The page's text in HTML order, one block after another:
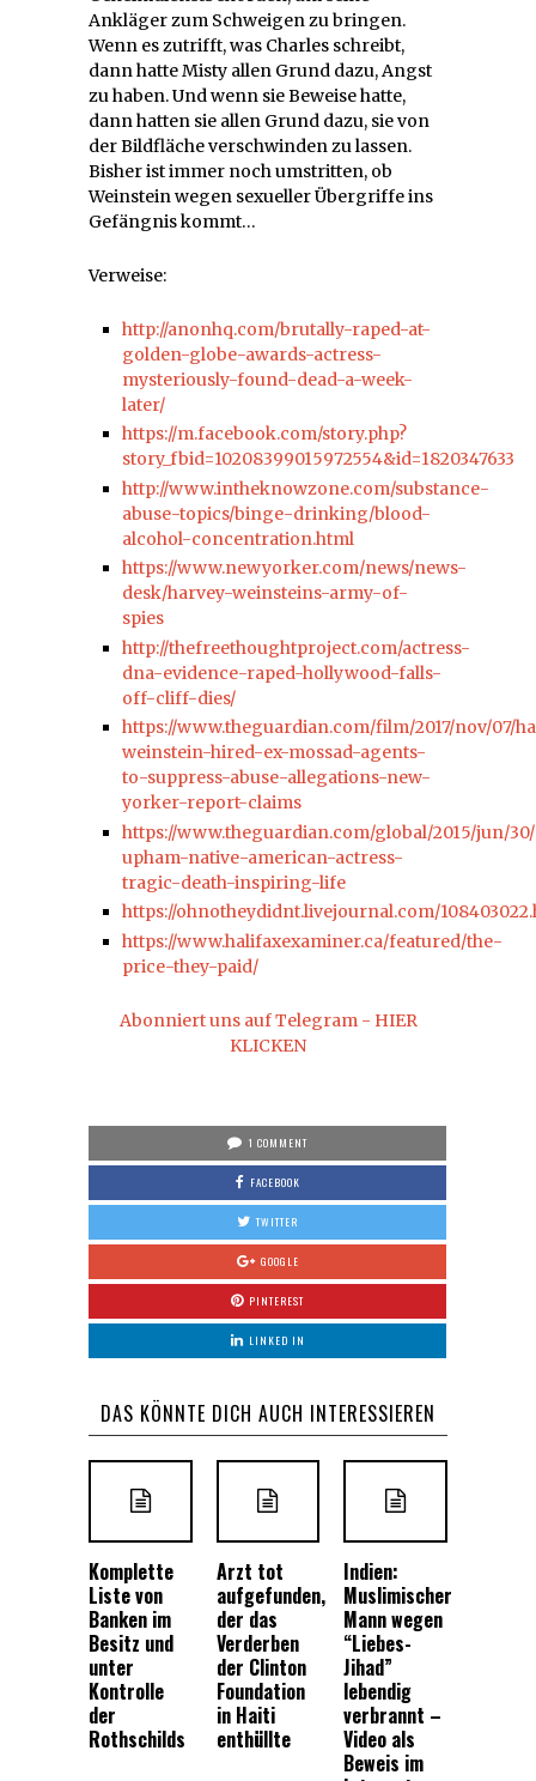
Ankläger zum Schweigen zu bringen.
Wenn es zutrifft, was Charles schreibt,
dann hatte Misty allen Grund dazu, Angst
zu haben. Und wenn sie Beweise hatte,
dann hatten sie allen Grund dazu, sie von
der Bildfläche verschwinden zu lassen.
Bisher ist immer noch umstritten, ob
Weinstein wegen sexueller Übergriffe ins
Gefängnis kommt…
Verweise:
http://anonhq.com/brutally-raped-at-
golden-globe-awards-actress-
mysteriously-found-dead-a-week-
later/
https://m.facebook.com/story.php?
story_fbid=10208399015972554&id=1820347633
http://www.intheknowzone.com/substance-
abuse-topics/binge-drinking/blood-
alcohol-concentration.html
https://www.newyorker.com/news/news-
desk/harvey-weinsteins-army-of-
spies
http://thefreethoughtproject.com/actress-
dna-evidence-raped-hollywood-falls-
off-cliff-dies/
https://www.theguardian.com/film/2017/nov/07/
weinstein-hired-ex-mossad-agents-
to-suppress-abuse-allegations-new-
yorker-report-claims
https://www.theguardian.com/global/2015/jun/
upham-native-american-actress-
tragic-death-inspiring-life
https://ohnotheydidnt.livejournal.com/
https://www.halifaxexaminer.ca/featured/the-
price-they-paid/
Abonniert uns auf Telegram - HIER
KLICKEN
1 COMMENT
FACEBOOK
TWITTER
GOOGLE
PINTEREST
LINKED IN
DAS KÖNNTE DICH AUCH INTERESSIEREN
Komplette
Liste von
Banken im
Besitz und
unter
Kontrolle
der
Rothschilds
Arzt tot
aufgefunden,
der das
Verderben
der Clinton
Foundation
in Haiti
enthüllte
Indien:
Muslimischer
Mann wegen
“Liebes-
Jihad”
lebendig
verbrannt –
Video als
Beweis im